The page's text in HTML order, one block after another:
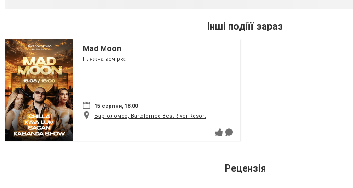
Інші подіїї зараз
Mad Moon
Пляжна вечірка
15 серпня, 18:00
Бартоломео, Bartolomeo Best River Resort
Рецензія